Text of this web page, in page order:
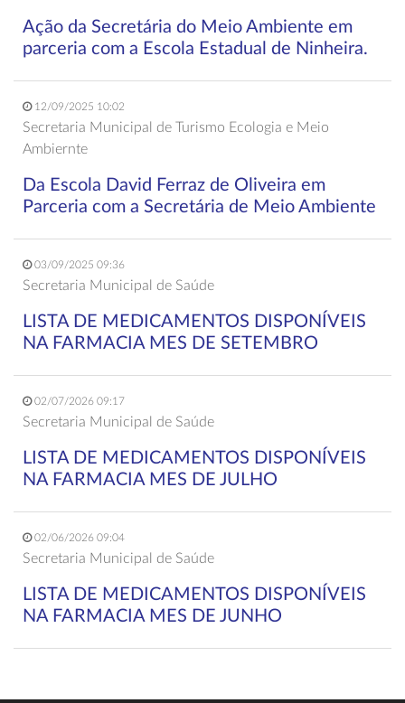
Ação da Secretária do Meio Ambiente em
parceria com a Escola Estadual de Ninheira.
12/09/2025 10:02
Secretaria Municipal de Turismo Ecologia e Meio
Ambiernte
Da Escola David Ferraz de Oliveira em
Parceria com a Secretária de Meio Ambiente
03/09/2025 09:36
Secretaria Municipal de Saúde
LISTA DE MEDICAMENTOS DISPONÍVEIS
NA FARMACIA MES DE SETEMBRO
02/07/2026 09:17
Secretaria Municipal de Saúde
LISTA DE MEDICAMENTOS DISPONÍVEIS
NA FARMACIA MES DE JULHO
02/06/2026 09:04
Secretaria Municipal de Saúde
LISTA DE MEDICAMENTOS DISPONÍVEIS
NA FARMACIA MES DE JUNHO